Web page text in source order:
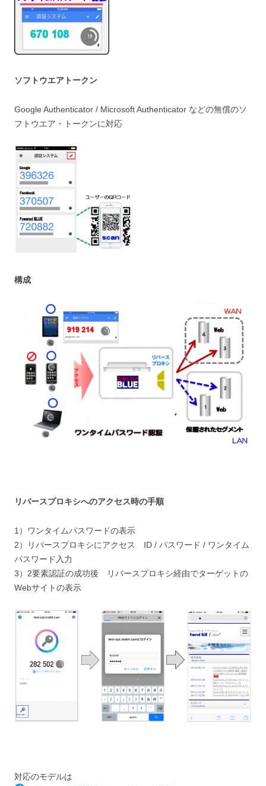
ソフトウエアトークン
Google Authenticator / Microsoft Authenticator などの無償のソ
フトウエア・トークンに対応
構成
リバースプロキシへのアクセス時の手順
1）ワンタイムパスワードの表示
2）リバースプロキシにアクセス ID / パスワード / ワンタイム
パスワード入力
3）2要素認証の成功後 リバースプロキシ経由でターゲットの
Webサイトの表示
対応のモデルは